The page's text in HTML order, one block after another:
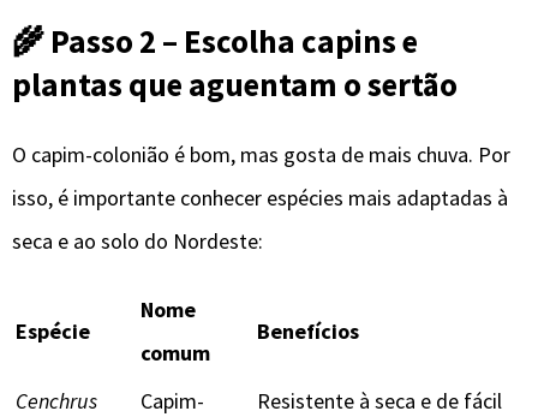
🌾 Passo 2 – Escolha capins e
plantas que aguentam o sertão
O capim-colonião é bom, mas gosta de mais chuva. Por
isso, é importante conhecer espécies mais adaptadas à
seca e ao solo do Nordeste:
Espécie
Nome
comum
Benefícios
Cenchrus
Capim-
Resistente à seca e de fácil